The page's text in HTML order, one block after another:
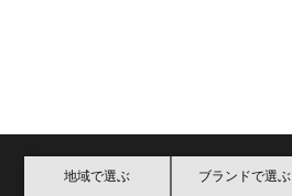
地域で選ぶ ブランドで選ぶ